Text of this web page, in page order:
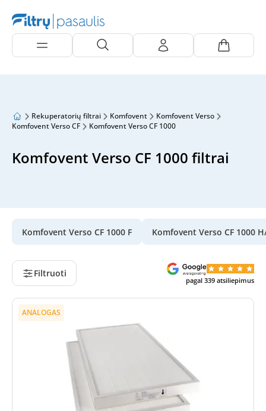
Rekuperatorių filtrai Komfovent
Komfovent Verso
Komfovent Verso CF
Komfovent Verso CF 1000
Komfovent Verso CF 1000 filtrai
Komfovent Verso CF 1000 F Komfovent Verso CF 1000
Filtruoti
pagal 339 atsiliepimus
ANALOGAS